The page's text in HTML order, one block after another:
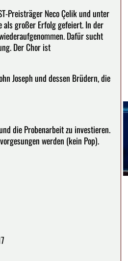
Preisträger Neco Çelik und unter
als großer Erfolg gefeiert. In der
Dafür sucht
Der Chor ist
Joseph und dessen Brüdern, die
die Probenarbeit zu investieren.
werden (kein Pop).